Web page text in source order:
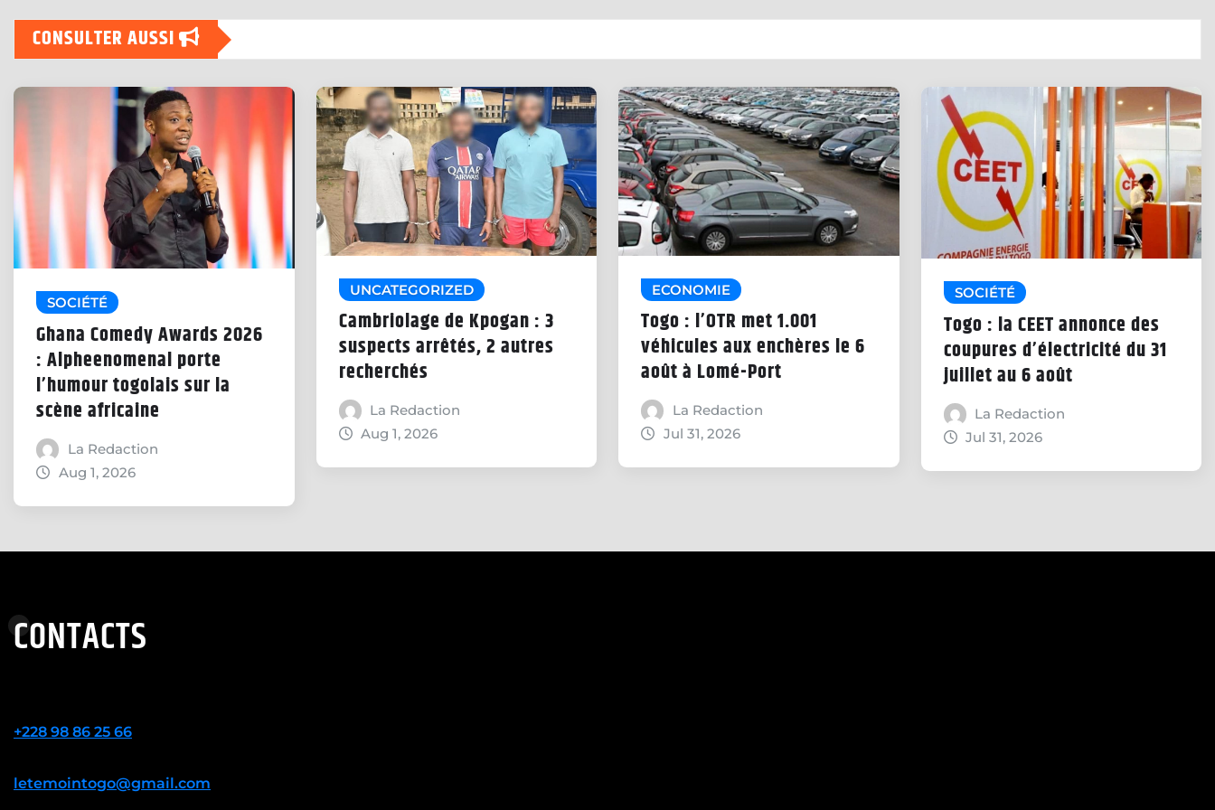
CONSULTER AUSSI
SOCIÉTÉ
Ghana Comedy Awards 2026
: Alpheenomenal porte
l’humour togolais sur la
scène africaine
La Redaction
Aug 1, 2026
UNCATEGORIZED
Cambriolage de Kpogan : 3
suspects arrêtés, 2 autres
recherchés
La Redaction
Aug 1, 2026
ECONOMIE
Togo : l’OTR met 1.001
véhicules aux enchères le 6
août à Lomé-Port
La Redaction
Jul 31, 2026
SOCIÉTÉ
Togo : la CEET annonce des
coupures d’électricité du 31
juillet au 6 août
La Redaction
Jul 31, 2026
CONTACTS
+228 98 86 25 66
letemointogo@gmail.com